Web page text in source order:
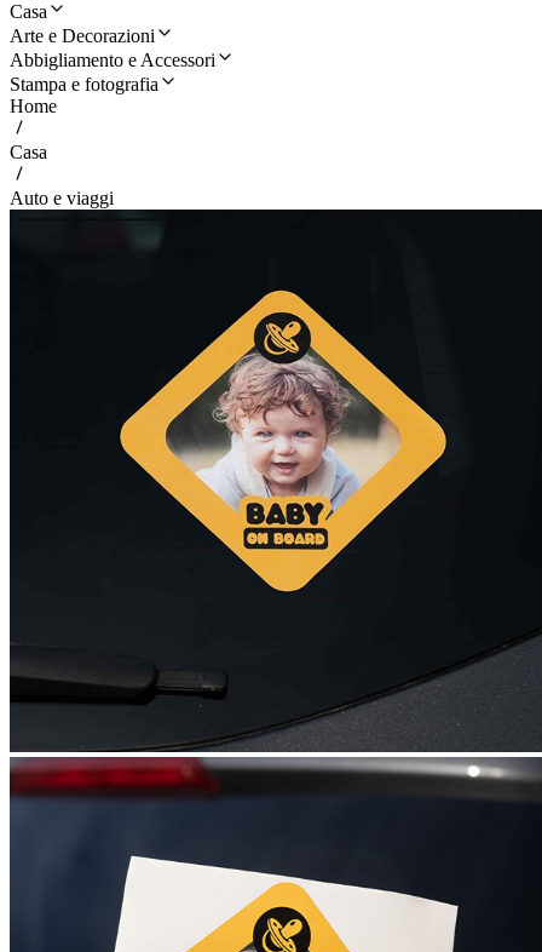
Casa
Arte e Decorazioni
Abbigliamento e Accessori
Stampa e fotografia
Home
Casa
Auto e viaggi